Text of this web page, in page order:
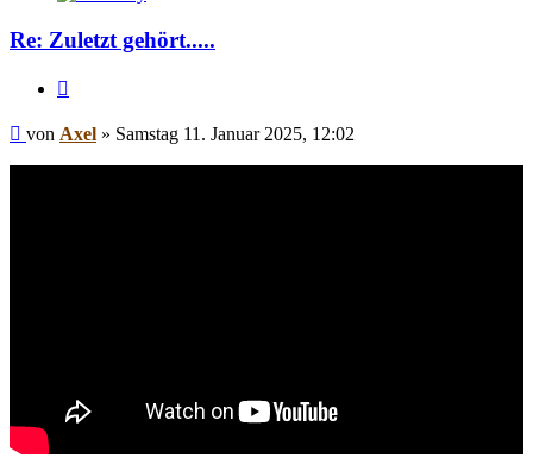
Re: Zuletzt gehört.....
Beitrag
von Axel » Samstag 11. Januar 2025, 12:02